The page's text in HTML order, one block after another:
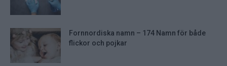
Fornnordiska namn – 174 Namn för både
flickor och pojkar